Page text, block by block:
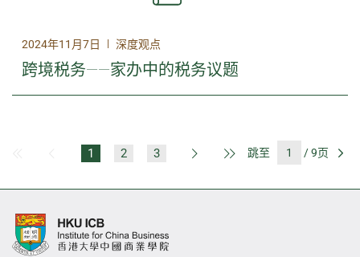
2024年11月7日 | 深度观点
跨境税务——家办中的税务议题
上一页
1 2 3 下一页 最后一页
跳至 / 9页